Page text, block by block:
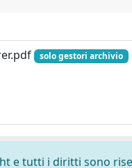
solo gestori archivio
e tutti i diritti sono